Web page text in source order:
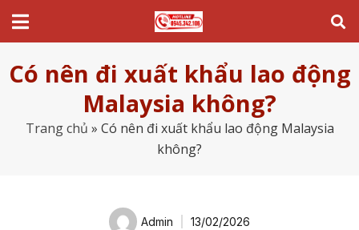
Có nên đi xuất khẩu lao động
Malaysia không?
Trang chủ » Có nên đi xuất khẩu lao động Malaysia
không?
Admin 13/02/2026